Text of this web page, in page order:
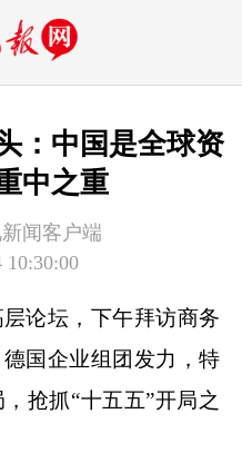
：中国是全球资
中之重
闻客户端
10:30:00
层论坛，下午拜访商务
国企业组团发力，特
抢抓“十五五”开局之